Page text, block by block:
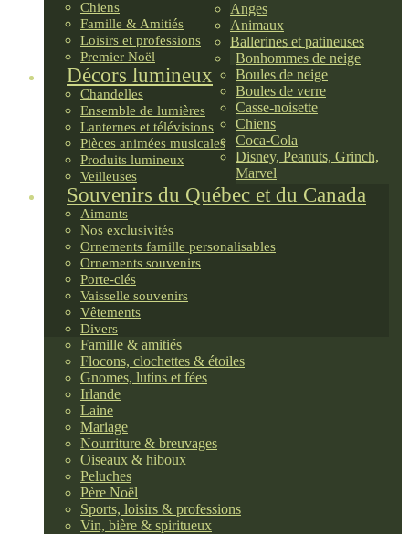
Chiens
Famille & Amitiés
Loisirs et professions
Premier Noël
Décors lumineux
Chandelles
Ensemble de lumières
Lanternes et télévisions
Pièces animées musicales
Produits lumineux
Veilleuses
Souvenirs du Québec et du Canada
Aimants
Nos exclusivités
Ornements famille personalisables
Ornements souvenirs
Porte-clés
Vaisselle souvenirs
Vêtements
Divers
Anges
Animaux
Ballerines et patineuses
Bonhommes de neige
Boules de neige
Boules de verre
Casse-noisette
Chiens
Coca-Cola
Disney, Peanuts, Grinch,
Marvel
Famille & amitiés
Flocons, clochettes & étoiles
Gnomes, lutins et fées
Irlande
Laine
Mariage
Nourriture & breuvages
Oiseaux & hiboux
Peluches
Père Noël
Sports, loisirs & professions
Vin, bière & spiritueux